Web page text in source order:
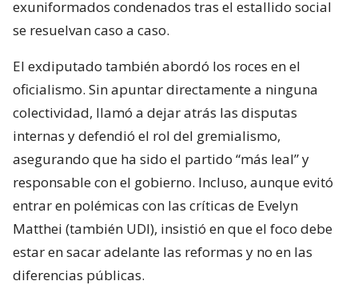
exuniformados condenados tras el estallido social
se resuelvan caso a caso.
El exdiputado también abordó los roces en el
oficialismo. Sin apuntar directamente a ninguna
colectividad, llamó a dejar atrás las disputas
internas y defendió el rol del gremialismo,
asegurando que ha sido el partido “más leal” y
responsable con el gobierno. Incluso, aunque evitó
entrar en polémicas con las críticas de Evelyn
Matthei (también UDI), insistió en que el foco debe
estar en sacar adelante las reformas y no en las
diferencias públicas.